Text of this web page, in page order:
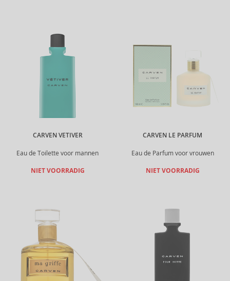
CARVEN VETIVER
Eau de Toilette voor mannen
NIET VOORRADIG
CARVEN LE PARFUM
Eau de Parfum voor vrouwen
NIET VOORRADIG